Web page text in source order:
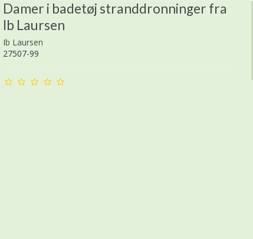
Damer i badetøj stranddronninger fra
Ib Laursen
Ib Laursen
27507-99